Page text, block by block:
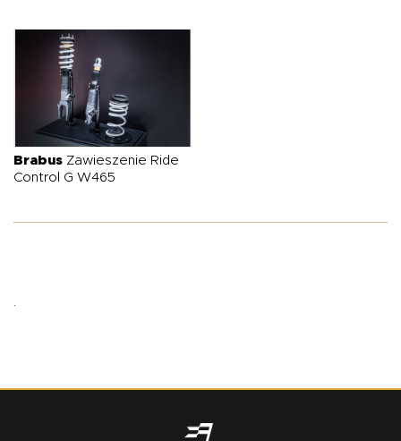
Brabus Zawieszenie Ride
Control G W465
.